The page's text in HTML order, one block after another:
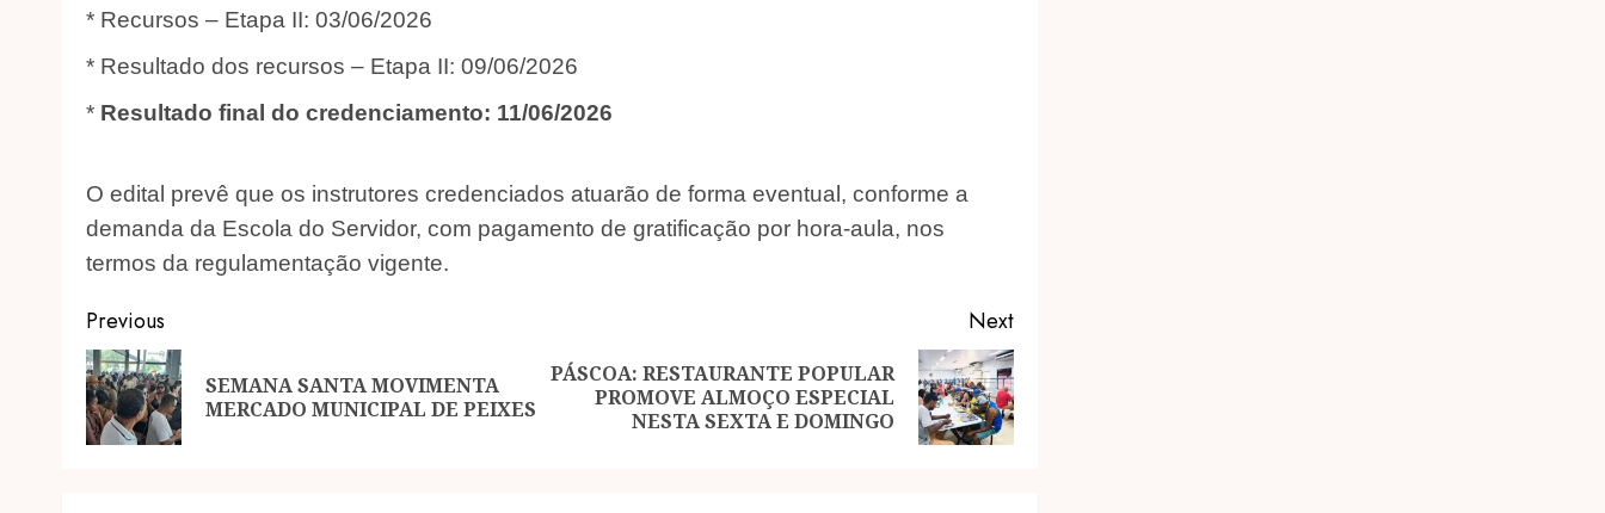
* Recursos – Etapa II: 03/06/2026‎
* Resultado dos recursos – Etapa II: 09/06/2026‎
* Resultado final do credenciamento: 11/06/2026‎
O edital prevê que os instrutores credenciados atuarão de forma eventual, conforme a
demanda da Escola do Servidor, com pagamento de gratificação por hora-aula, nos
termos da regulamentação vigente.‎
Post
navigation
Previous
Previous
SEMANA SANTA MOVIMENTA
MERCADO MUNICIPAL DE PEIXES
Next
Next
PÁSCOA: RESTAURANTE POPULAR
PROMOVE ALMOÇO ESPECIAL
NESTA SEXTA E DOMINGO